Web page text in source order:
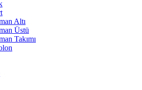
Altı
Üstü
Takımı